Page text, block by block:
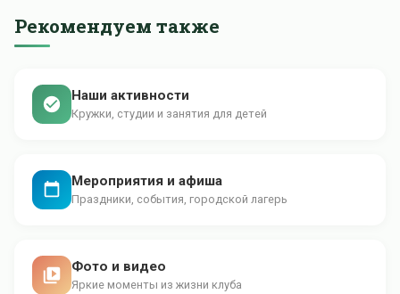
Рекомендуем также
Наши активности
Кружки, студии и занятия для детей
Мероприятия и афиша
Праздники, события, городской лагерь
Фото и видео
Яркие моменты из жизни клуба